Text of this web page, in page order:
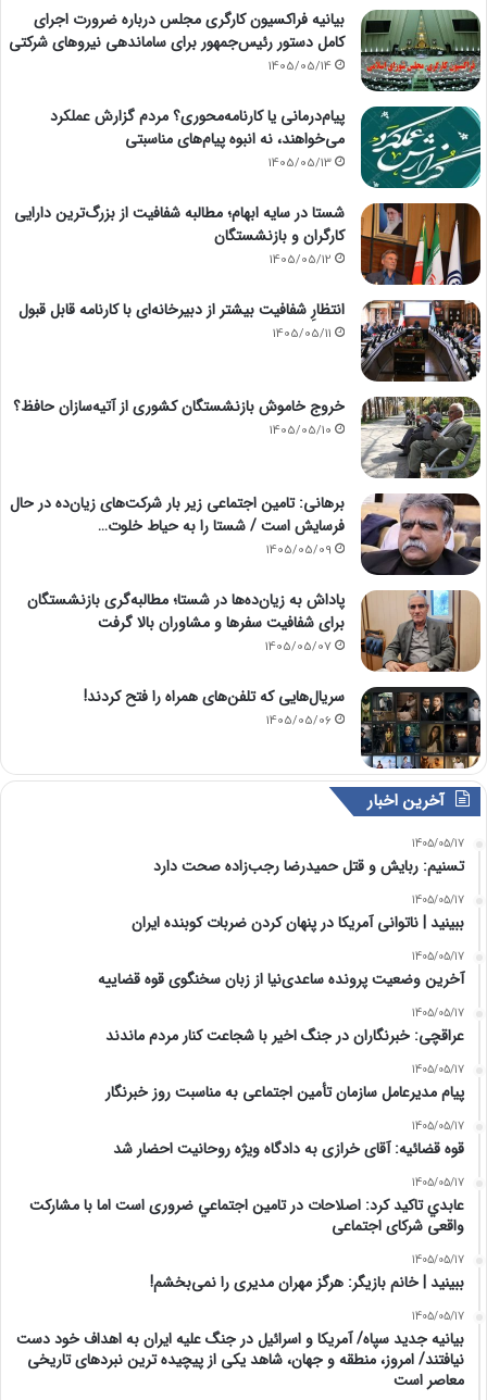
بیانیه فراکسیون کارگری مجلس درباره ضرورت اجرای
کامل دستور رئیس‌جمهور برای ساماندهی نیروهای شرکتی
1405/05/14
پیام‌درمانی یا کارنامه‌محوری؟ مردم گزارش عملکرد
می‌خواهند، نه انبوه پیام‌های مناسبتی
1405/05/13
شستا در سایه ابهام؛ مطالبه شفافیت از بزرگ‌ترین دارایی
کارگران و بازنشستگان
1405/05/12
انتظارِ شفافیت بیشتر از دبیرخانه‌ای با کارنامه قابل قبول
1405/05/11
خروج خاموش بازنشستگان کشوری از آتیه‌سازان حافظ؟
1405/05/10
برهانی: تامین اجتماعی زیر بار شرکت‌های زیان‌ده در حال
فرسایش است / شستا را به حیاط خلوت…
1405/05/09
پاداش به زیان‌ده‌ها در شستا؛ مطالبه‌گری بازنشستگان
برای شفافیت سفرها و مشاوران بالا گرفت
1405/05/07
سریال‌هایی که تلفن‌های همراه را فتح کردند!
1405/05/06
آخرین اخبار
1405/05/17
تسنیم: ربایش و قتل حمیدرضا رجب‌زاده صحت دارد
1405/05/17
‏ببینید | ناتوانی آمریکا در پنهان کردن ضربات کوبنده ایران
1405/05/17
آخرین وضعیت پرونده ساعدی‌نیا از زبان سخنگوی قوه قضاییه
1405/05/17
عراقچی: خبرنگاران در جنگ اخیر با شجاعت کنار مردم ماندند
1405/05/17
پیام مدیرعامل سازمان تأمین اجتماعی به مناسبت روز خبرنگار
1405/05/17
قوه قضائیه: آقای خرازی به دادگاه ویژه روحانیت احضار شد
1405/05/17
عابدي تاكيد كرد: اصلاحات در تامين اجتماعي ضروری است اما با مشارکت
واقعی شرکای اجتماعی
1405/05/17
ببینید | خانم بازیگر: هرگز مهران مدیری را نمی‌بخشم!
1405/05/17
بیانیه جدید سپاه/ آمریکا و اسرائیل در جنگ علیه ایران به اهداف خود دست
نیافتند/ امروز، منطقه و جهان، شاهد یکی از پیچیده ترین نبردهای تاریخی
معاصر است